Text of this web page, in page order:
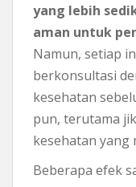
yang lebih
aman untuk
Namun, setiap
berkonsultasi
kesehatan
pun, terutama
kesehatan yang
Beberapa efek